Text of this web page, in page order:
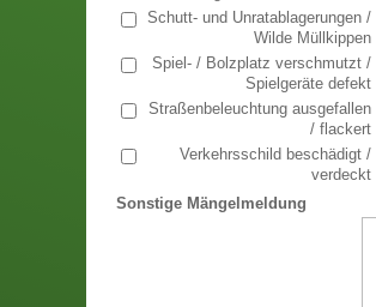
Schutt- und Unratablagerungen /
Wilde Müllkippen
Spiel- / Bolzplatz verschmutzt /
Spielgeräte defekt
Straßenbeleuchtung ausgefallen
/ flackert
Verkehrsschild beschädigt /
verdeckt
Sonstige Mängelmeldung